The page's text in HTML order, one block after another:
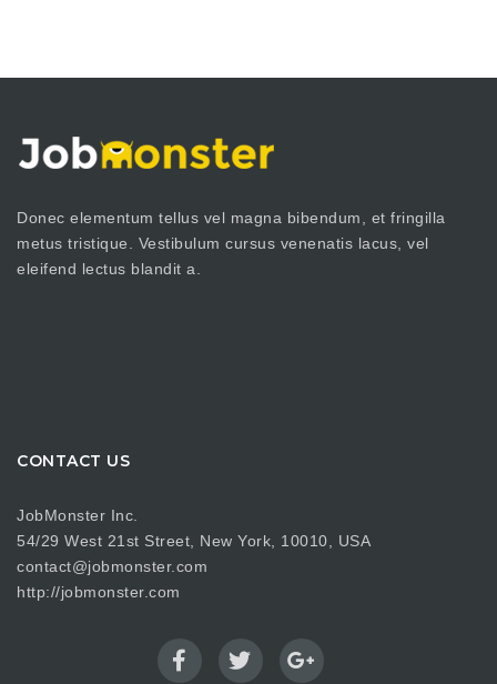
Donec elementum tellus vel magna bibendum, et fringilla
metus tristique. Vestibulum cursus venenatis lacus, vel
eleifend lectus blandit a.
CONTACT US
JobMonster Inc.
54/29 West 21st Street, New York, 10010, USA
contact@jobmonster.com
http://jobmonster.com